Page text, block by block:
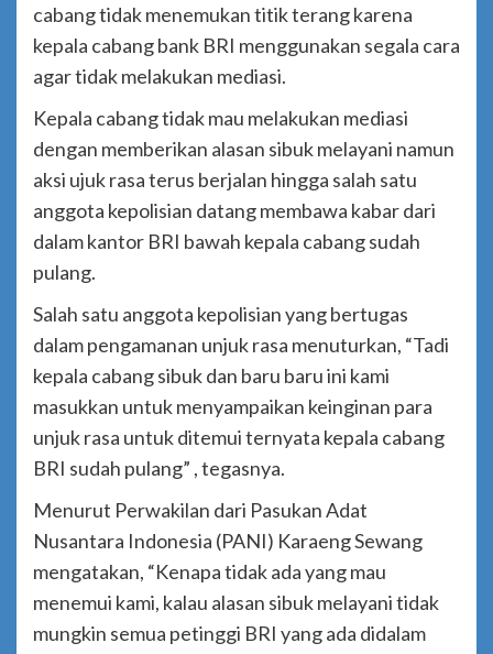
cabang tidak menemukan titik terang karena
kepala cabang bank BRI menggunakan segala cara
agar tidak melakukan mediasi.
Kepala cabang tidak mau melakukan mediasi
dengan memberikan alasan sibuk melayani namun
aksi ujuk rasa terus berjalan hingga salah satu
anggota kepolisian datang membawa kabar dari
dalam kantor BRI bawah kepala cabang sudah
pulang.
Salah satu anggota kepolisian yang bertugas
dalam pengamanan unjuk rasa menuturkan, “Tadi
kepala cabang sibuk dan baru baru ini kami
masukkan untuk menyampaikan keinginan para
unjuk rasa untuk ditemui ternyata kepala cabang
BRI sudah pulang” , tegasnya.
Menurut Perwakilan dari Pasukan Adat
Nusantara Indonesia (PANI) Karaeng Sewang
mengatakan, “Kenapa tidak ada yang mau
menemui kami, kalau alasan sibuk melayani tidak
mungkin semua petinggi BRI yang ada didalam